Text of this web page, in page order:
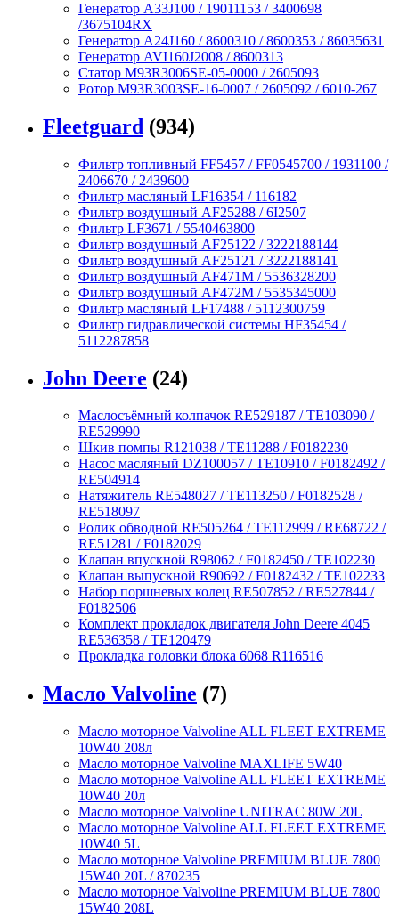
Генератор A33J100 / 19011153 / 3400698
/3675104RX
Генератор A24J160 / 8600310 / 8600353 / 86035631
Генератор AVI160J2008 / 8600313
Статор M93R3006SE-05-0000 / 2605093
Ротор M93R3003SE-16-0007 / 2605092 / 6010-267
Fleetguard (934)
Фильтр топливный FF5457 / FF0545700 / 1931100 /
2406670 / 2439600
Фильтр масляный LF16354 / 116182
Фильтр воздушный AF25288 / 6I2507
Фильтр LF3671 / 5540463800
Фильтр воздушный AF25122 / 3222188144
Фильтр воздушный AF25121 / 3222188141
Фильтр воздушный AF471M / 5536328200
Фильтр воздушный AF472M / 5535345000
Фильтр масляный LF17488 / 5112300759
Фильтр гидравлической системы HF35454 /
5112287858
John Deere (24)
Маслосъёмный колпачок RE529187 / TE103090 /
RE529990
Шкив помпы R121038 / TE11288 / F0182230
Насос масляный DZ100057 / TE10910 / F0182492 /
RE504914
Натяжитель RE548027 / TE113250 / F0182528 /
RE518097
Ролик обводной RE505264 / TE112999 / RE68722 /
RE51281 / F0182029
Клапан впускной R98062 / F0182450 / TE102230
Клапан выпускной R90692 / F0182432 / TE102233
Набор поршневых колец RE507852 / RE527844 /
F0182506
Комплект прокладок двигателя John Deere 4045
RE536358 / TE120479
Прокладка головки блока 6068 R116516
Масло Valvoline (7)
Масло моторное Valvoline ALL FLEET EXTREME
10W40 208л
Масло моторное Valvoline MAXLIFE 5W40
Масло моторное Valvoline ALL FLEET EXTREME
10W40 20л
Масло моторное Valvoline UNITRAC 80W 20L
Масло моторное Valvoline ALL FLEET EXTREME
10W40 5L
Масло моторное Valvoline PREMIUM BLUE 7800
15W40 20L / 870235
Масло моторное Valvoline PREMIUM BLUE 7800
15W40 208L